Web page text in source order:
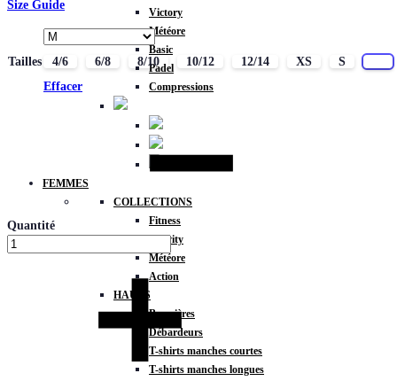
Victory
Météore
Basic
Padel
Compressions
FEMMES
COLLECTIONS
Fitness
Gravity
Météore
Action
HAUTS
Brassières
Débardeurs
T-shirts manches courtes
T-shirts manches longues
Size Guide
Tailles 4/6 6/8 8/10 10/12 12/14 XS S
Effacer
Quantité